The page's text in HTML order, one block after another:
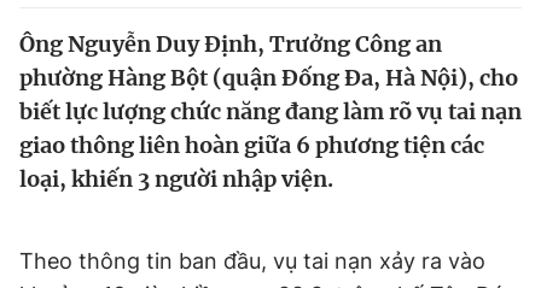
Tin thị trường Tin 360
Video Magazine
Tiện ích Bạn cần biết
Ông Nguyễn Duy Định, Trưởng Công an
phường Hàng Bột (quận Đống Đa, Hà Nội), cho
biết lực lượng chức năng đang làm rõ vụ tai nạn
giao thông liên hoàn giữa 6 phương tiện các
loại, khiến 3 người nhập viện.
Theo thông tin ban đầu, vụ tai nạn xảy ra vào